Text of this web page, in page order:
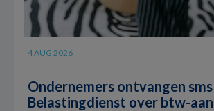
4 AUG 2026
Ondernemers ontvangen
Belastingdienst over btw-